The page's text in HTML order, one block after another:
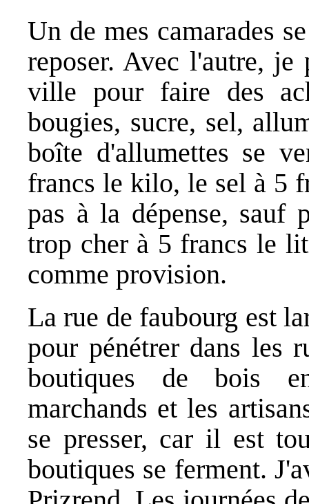
Un de mes camarades
reposer. Avec l'autre,
ville pour faire des
bougies, sucre, sel,
boîte d'allumettes se
francs le kilo, le sel à 5
pas à la dépense, sauf
trop cher à 5 francs le
comme provision.
La rue de faubourg est
pour pénétrer dans les
boutiques de bois
marchands et les
se presser, car il est
boutiques se ferment.